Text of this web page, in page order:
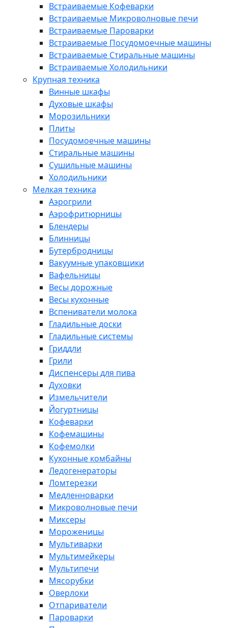
Встраиваемые Кофеварки
Встраиваемые Микроволновые печи
Встраиваемые Пароварки
Встраиваемые Посудомоечные машины
Встраиваемые Стиральные машины
Встраиваемые Холодильники
Крупная техника
Винные шкафы
Духовые шкафы
Морозильники
Плиты
Посудомоечные машины
Стиральные машины
Сушильные машины
Холодильники
Мелкая техника
Аэрогрили
Аэрофритюрницы
Блендеры
Блинницы
Бутербродницы
Вакуумные упаковщики
Вафельницы
Весы дорожные
Весы кухонные
Вспениватели молока
Гладильные доски
Гладильные системы
Гриддли
Грили
Диспенсеры для пива
Духовки
Измельчители
Йогуртницы
Кофеварки
Кофемашины
Кофемолки
Кухонные комбайны
Ледогенераторы
Ломтерезки
Медленноварки
Микроволновые печи
Миксеры
Мороженицы
Мультиварки
Мультимейкеры
Мультипечи
Мясорубки
Оверлоки
Отпариватели
Пароварки